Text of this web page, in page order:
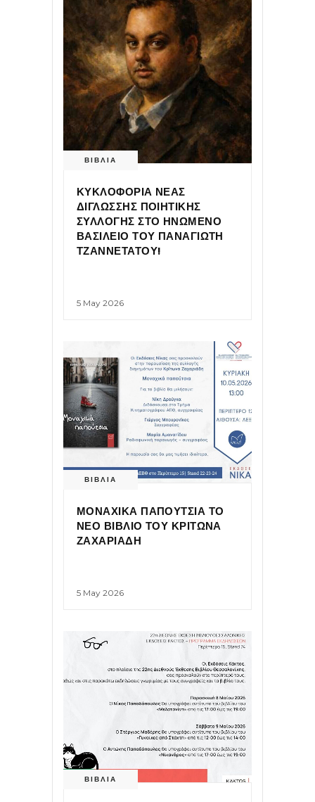
ΒΙΒΛΙΑ
ΚΥΚΛΟΦΟΡΙΑ ΝΕΑΣ
ΔΙΓΛΩΣΣΗΣ ΠΟΙΗΤΙΚΗΣ
ΣΥΛΛΟΓΗΣ ΣΤΟ ΗΝΩΜΕΝΟ
ΒΑΣΙΛΕΙΟ ΤΟΥ ΠΑΝΑΓΙΩΤΗ
ΤΖΑΝΝΕΤΑΤΟΥ!
5 May 2026
ΒΙΒΛΙΑ
ΜΟΝΑΧΙΚΑ ΠΑΠΟΥΤΣΙΑ ΤΟ
ΝΕΟ ΒΙΒΛΙΟ ΤΟΥ ΚΡΙΤΩΝΑ
ΖΑΧΑΡΙΑΔΗ
5 May 2026
ΒΙΒΛΙΑ